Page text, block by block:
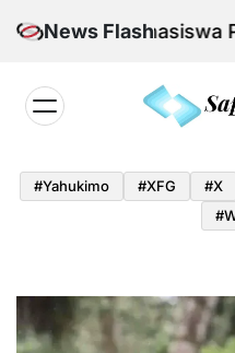
News Flash
Mahasiswa Papua
#yahukimo #XFG #x